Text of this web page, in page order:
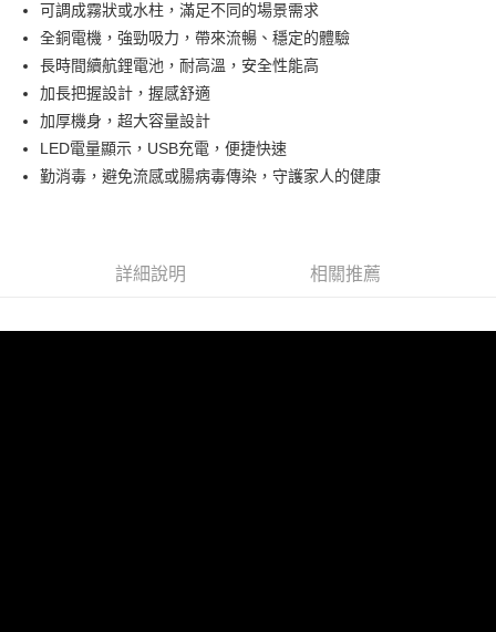
全盈+PAY
ATM付款
運送方式
可調成霧狀或水柱，滿足不同的場景需求
全銅電機，強勁吸力，帶來流暢、穩定的體驗
長時間續航鋰電池，耐高溫，安全性能高
加長把握設計，握感舒適
加厚機身，超大容量設計
LED電量顯示，USB充電，便捷快速
勤消毒，避免流感或腸病毒傳染，守護家人的健康
詳細說明 相關推薦